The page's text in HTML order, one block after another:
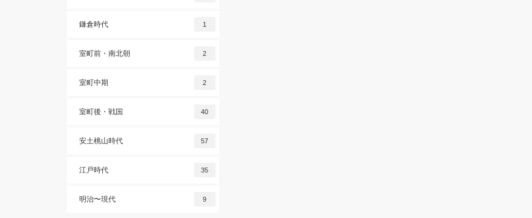
鎌倉時代 1
室町前・南北朝 2
室町中期 2
室町後・戦国 40
安土桃山時代 57
江戸時代 35
明治〜現代 9